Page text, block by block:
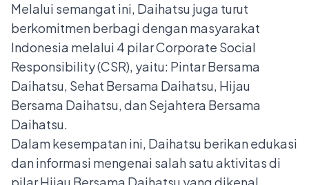
Melalui semangat ini, Daihatsu juga turut
berkomitmen berbagi dengan masyarakat
Indonesia melalui 4 pilar Corporate Social
Responsibility (CSR), yaitu: Pintar Bersama
Daihatsu, Sehat Bersama Daihatsu, Hijau
Bersama Daihatsu, dan Sejahtera Bersama
Daihatsu.
Dalam kesempatan ini, Daihatsu berikan edukasi
dan informasi mengenai salah satu aktivitas di